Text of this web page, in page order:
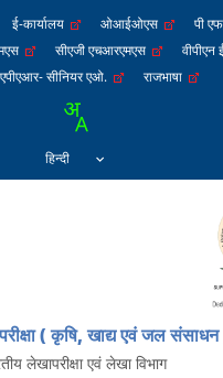
ई-कार्यालय ओआईओएस
पी
सीएजी एचआरएमएस
सीनियर एओ.
राजभाषा
( कृषि, खाद्य एवं जल संसाधन
लेखापरीक्षा एवं लेखा विभाग